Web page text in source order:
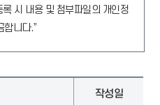
시 내용 및 첨부파일의 개인정
합니다.”
작성일